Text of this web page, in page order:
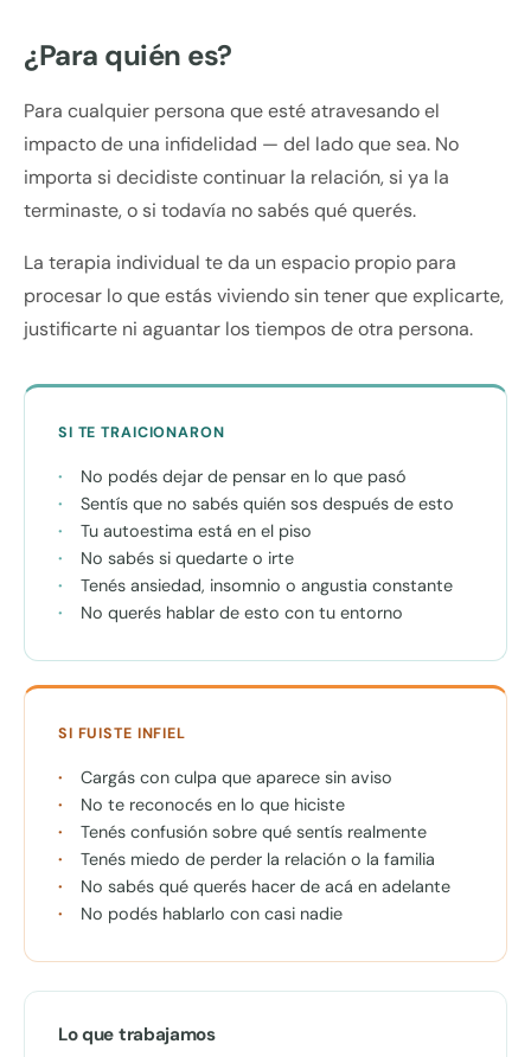
¿Para quién es?
Para cualquier persona que esté atravesando el
impacto de una infidelidad — del lado que sea. No
importa si decidiste continuar la relación, si ya la
terminaste, o si todavía no sabés qué querés.
La terapia individual te da un espacio propio para
procesar lo que estás viviendo sin tener que explicarte,
justificarte ni aguantar los tiempos de otra persona.
SI TE TRAICIONARON
No podés dejar de pensar en lo que pasó
Sentís que no sabés quién sos después de esto
Tu autoestima está en el piso
No sabés si quedarte o irte
Tenés ansiedad, insomnio o angustia constante
No querés hablar de esto con tu entorno
SI FUISTE INFIEL
Cargás con culpa que aparece sin aviso
No te reconocés en lo que hiciste
Tenés confusión sobre qué sentís realmente
Tenés miedo de perder la relación o la familia
No sabés qué querés hacer de acá en adelante
No podés hablarlo con casi nadie
Lo que trabajamos